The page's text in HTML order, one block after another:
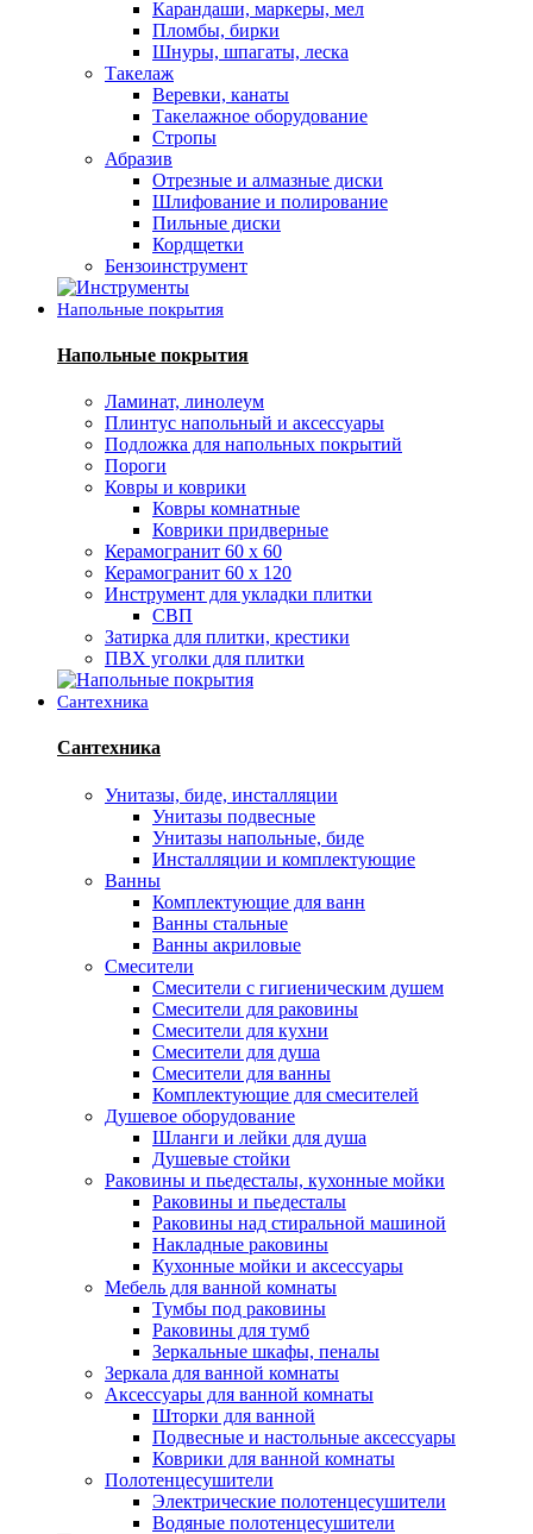
Карандаши, маркеры, мел
Пломбы, бирки
Шнуры, шпагаты, леска
Такелаж
Веревки, канаты
Такелажное оборудование
Стропы
Абразив
Отрезные и алмазные диски
Шлифование и полирование
Пильные диски
Кордщетки
Бензоинструмент
Напольные покрытия
Напольные покрытия
Ламинат, линолеум
Плинтус напольный и аксессуары
Подложка для напольных покрытий
Пороги
Ковры и коврики
Ковры комнатные
Коврики придверные
Керамогранит 60 х 60
Керамогранит 60 х 120
Инструмент для укладки плитки
СВП
Затирка для плитки, крестики
ПВХ уголки для плитки
Сантехника
Сантехника
Унитазы, биде, инсталляции
Унитазы подвесные
Унитазы напольные, биде
Инсталляции и комплектующие
Ванны
Комплектующие для ванн
Ванны стальные
Ванны акриловые
Смесители
Смесители с гигиеническим душем
Смесители для раковины
Смесители для кухни
Смесители для душа
Смесители для ванны
Комплектующие для смесителей
Душевое оборудование
Шланги и лейки для душа
Душевые стойки
Раковины и пьедесталы, кухонные мойки
Раковины и пьедесталы
Раковины над стиральной машиной
Накладные раковины
Кухонные мойки и аксессуары
Мебель для ванной комнаты
Тумбы под раковины
Раковины для тумб
Зеркальные шкафы, пеналы
Зеркала для ванной комнаты
Аксессуары для ванной комнаты
Шторки для ванной
Подвесные и настольные аксессуары
Коврики для ванной комнаты
Полотенцесушители
Электрические полотенцесушители
Водяные полотенцесушители